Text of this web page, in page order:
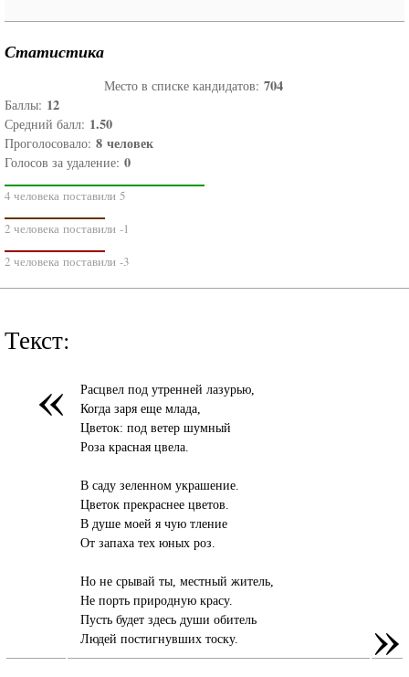
Статистика
Место в списке кандидатов: 704
Баллы: 12
Средний балл: 1.50
Проголосовало: 8 человек
Голосов за удаление: 0
4 человека поставили 5
2 человека поставили -1
2 человека поставили -3
Текст:
«
Расцвел под утренней лазурью,
Когда заря еще млада,
Цветок: под ветер шумный
Роза красная цвела.
В саду зеленном украшение.
Цветок прекраснее цветов.
В душе моей я чую тление
От запаха тех юных роз.
Но не срывай ты, местный житель,
Не порть природную красу.
Пусть будет здесь души обитель
Людей постигнувших тоску.
»